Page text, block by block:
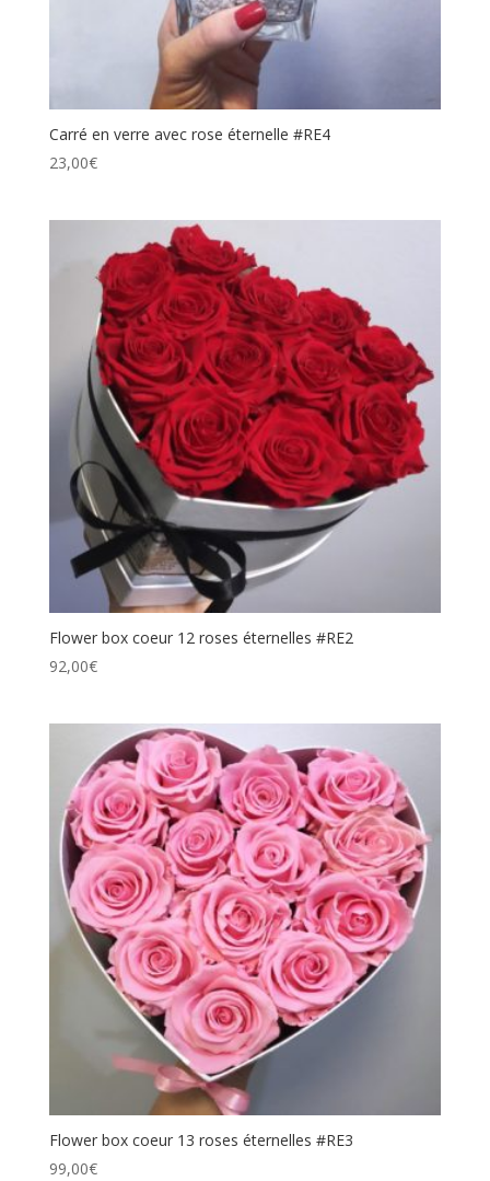
Carré en verre avec rose éternelle #RE4
23,00€
Flower box coeur 12 roses éternelles #RE2
92,00€
Flower box coeur 13 roses éternelles #RE3
99,00€